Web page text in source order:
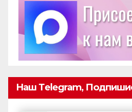
Наш Telegram,